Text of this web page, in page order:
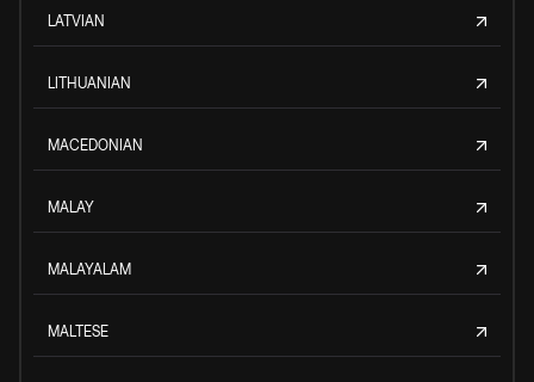
LATVIAN
LITHUANIAN
MACEDONIAN
MALAY
MALAYALAM
MALTESE